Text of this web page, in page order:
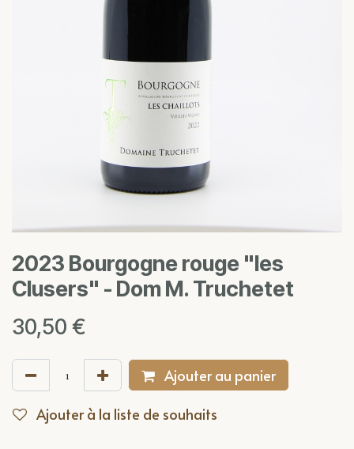
2023 Bourgogne rouge "les
Clusers" - Dom M. Truchetet
30,50 €
Ajouter au panier
Ajouter à la liste de souhaits